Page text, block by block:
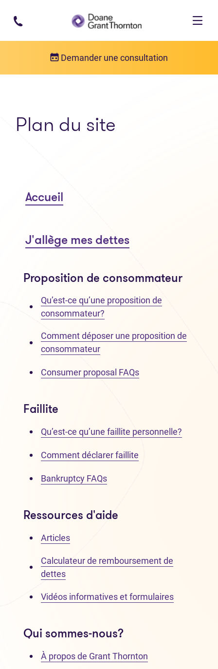
Passer au contenu principal
Demander une consultation
Plan du site
Accueil
J'allège mes dettes
Proposition de consommateur
Qu’est-ce qu’une proposition de
consommateur?
Comment déposer une proposition de
consommateur
Consumer proposal FAQs
Faillite
Qu’est-ce qu’une faillite personnelle?
Comment déclarer faillite
Bankruptcy FAQs
Ressources d'aide
Articles
Calculateur de remboursement de
dettes
Vidéos informatives et formulaires
Qui sommes-nous?
À propos de Grant Thornton